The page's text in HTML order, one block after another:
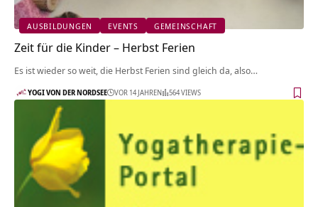
AUSBILDUNGEN EVENTS GEMEINSCHAFT
Zeit für die Kinder – Herbst Ferien
Es ist wieder so weit, die Herbst Ferien sind gleich da, also…
YOGI VON DER NORDSEE VOR 14 JAHREN 564 VIEWS